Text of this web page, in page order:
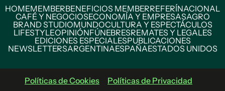
HOMEMEMBERBENEFICIOS MEMBERREFERÍNACIONAL
CAFÉ Y NEGOCIOSECONOMÍA Y EMPRESASAGRO
BRAND STUDIOMUNDOCULTURA Y ESPECTÁCULOS
LIFESTYLEOPINIÓNFÚNEBRESREMATES Y LEGALES
EDICIONES ESPECIALESPUBLICACIONES
NEWSLETTERSARGENTINAESPAÑAESTADOS UNIDOS
Políticas de Cookies
Políticas de Privacidad